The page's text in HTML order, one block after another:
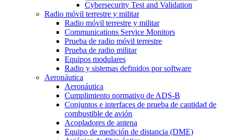
Cybersecurity Test and Validation
Radio móvil terrestre y militar
Radio móvil terrestre y militar
Communications Service Monitors
Prueba de radio móvil terrestre
Prueba de radio militar
Equipos modulares
Radio y sistemas definidos por software
Aeronáutica
Aeronáutica
Cumplimiento normativo de ADS-B
Conjuntos e interfaces de prueba de cantidad de
combustible de avión
Acopladores de antena
Equipo de medición de distancia (DME)